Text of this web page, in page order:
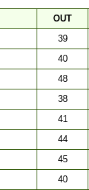
OUT
39
40
48
38
41
44
45
40